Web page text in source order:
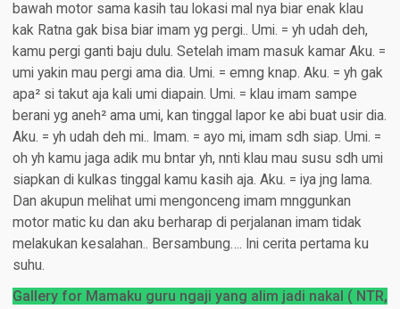
bawah motor sama kasih tau lokasi mal nya biar enak klau
kak Ratna gak bisa biar imam yg pergi.. Umi. = yh udah deh,
kamu pergi ganti baju dulu. Setelah imam masuk kamar Aku. =
umi yakin mau pergi ama dia. Umi. = emng knap. Aku. = yh gak
apa² si takut aja kali umi diapain. Umi. = klau imam sampe
berani yg aneh² ama umi, kan tinggal lapor ke abi buat usir dia.
Aku. = yh udah deh mi.. Imam. = ayo mi, imam sdh siap. Umi. =
oh yh kamu jaga adik mu bntar yh, nnti klau mau susu sdh umi
siapkan di kulkas tinggal kamu kasih aja. Aku. = iya jng lama.
Dan akupun melihat umi mengonceng imam mnggunkan
motor matic ku dan aku berharap di perjalanan imam tidak
melakukan kesalahan.. Bersambung…. Ini cerita pertama ku
suhu.
Gallery for Mamaku guru ngaji yang alim jadi nakal ( NTR,